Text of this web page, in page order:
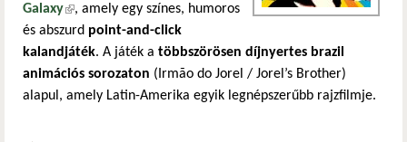
Galaxy(külső hivatkozás)
, amely egy színes, humoros
és abszurd point-and-click
kalandjáték. A játék a többszörösen díjnyertes brazil
animációs sorozaton (Irmão do Jorel / Jorel’s Brother)
alapul, amely Latin-Amerika egyik legnépszerűbb rajzfilmje.